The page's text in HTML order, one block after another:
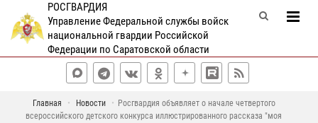
РОСГВАРДИЯ
Управление Федеральной службы войск
национальной гвардии Российской
Федерации по Саратовской области
Главная Новости
Росгвардия объявляет о начале четвертого
всероссийского детского конкурса иллюстрированного рассказа "моя